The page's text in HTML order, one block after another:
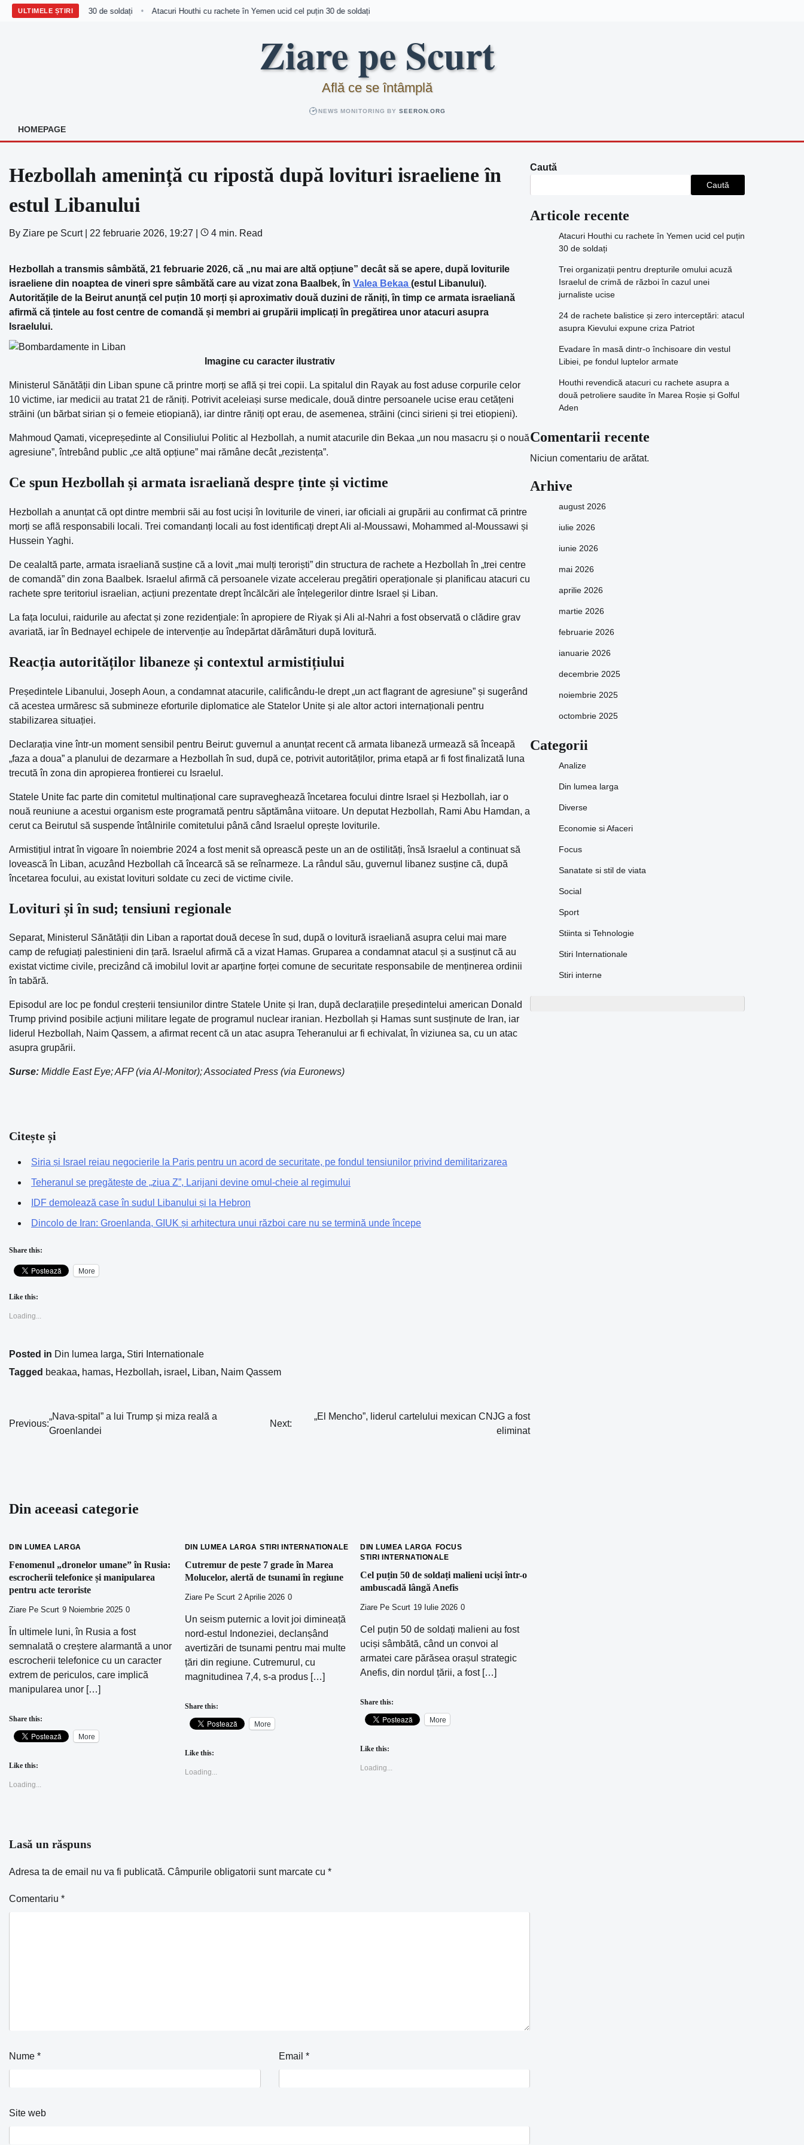
ULTIMELE ȘTIRI
Yemen ucid cel puțin 30 de soldați • Atacuri Houthi cu rachete în Yemen ucid cel puțin 30 de soldați
Ziare pe Scurt
Află ce se întâmplă
NEWS MONITORING BYSEERON.ORG
HOMEPAGE
Hezbollah amenință cu ripostă după lovituri israeliene în
estul Libanului
By Ziare pe Scurt 22 februarie 2026, 19:27 4 min. Read
Hezbollah a transmis sâmbătă, 21 februarie 2026, că „nu mai are altă opțiune” decât să se apere, după loviturile
israeliene din noaptea de vineri spre sâmbătă care au vizat zona Baalbek, în Valea Bekaa (estul Libanului).
Autoritățile de la Beirut anunță cel puțin 10 morți și aproximativ două duzini de răniți, în timp ce armata israeliană
afirmă că țintele au fost centre de comandă și membri ai grupării implicați în pregătirea unor atacuri asupra
Israelului.
Imagine cu caracter ilustrativ
Ministerul Sănătății din Liban spune că printre morți se află și trei copii. La spitalul din Rayak au fost aduse corpurile celor
10 victime, iar medicii au tratat 21 de răniți. Potrivit aceleiași surse medicale, două dintre persoanele ucise erau cetățeni
străini (un bărbat sirian și o femeie etiopiană), iar dintre răniți opt erau, de asemenea, străini (cinci sirieni și trei etiopieni).
Mahmoud Qamati, vicepreședinte al Consiliului Politic al Hezbollah, a numit atacurile din Bekaa „un nou masacru și o nouă
agresiune”, întrebând public „ce altă opțiune” mai rămâne decât „rezistența”.
Ce spun Hezbollah și armata israeliană despre ținte și victime
Hezbollah a anunțat că opt dintre membrii săi au fost uciși în loviturile de vineri, iar oficiali ai grupării au confirmat că printre
morți se află responsabili locali. Trei comandanți locali au fost identificați drept Ali al-Moussawi, Mohammed al-Moussawi și
Hussein Yaghi.
De cealaltă parte, armata israeliană susține că a lovit „mai mulți teroriști” din structura de rachete a Hezbollah în „trei centre
de comandă” din zona Baalbek. Israelul afirmă că persoanele vizate accelerau pregătiri operaționale și planificau atacuri cu
rachete spre teritoriul israelian, acțiuni prezentate drept încălcări ale înțelegerilor dintre Israel și Liban.
La fața locului, raidurile au afectat și zone rezidențiale: în apropiere de Riyak și Ali al-Nahri a fost observată o clădire grav
avariată, iar în Bednayel echipele de intervenție au îndepărtat dărâmături după lovitură.
Reacția autorităților libaneze și contextul armistițiului
Președintele Libanului, Joseph Aoun, a condamnat atacurile, calificându-le drept „un act flagrant de agresiune” și sugerând
că acestea urmăresc să submineze eforturile diplomatice ale Statelor Unite și ale altor actori internaționali pentru
stabilizarea situației.
Declarația vine într-un moment sensibil pentru Beirut: guvernul a anunțat recent că armata libaneză urmează să înceapă
„faza a doua” a planului de dezarmare a Hezbollah în sud, după ce, potrivit autorităților, prima etapă ar fi fost finalizată luna
trecută în zona din apropierea frontierei cu Israelul.
Statele Unite fac parte din comitetul multinațional care supraveghează încetarea focului dintre Israel și Hezbollah, iar o
nouă reuniune a acestui organism este programată pentru săptămâna viitoare. Un deputat Hezbollah, Rami Abu Hamdan, a
cerut ca Beirutul să suspende întâlnirile comitetului până când Israelul oprește loviturile.
Armistițiul intrat în vigoare în noiembrie 2024 a fost menit să oprească peste un an de ostilități, însă Israelul a continuat să
lovească în Liban, acuzând Hezbollah că încearcă să se reînarmeze. La rândul său, guvernul libanez susține că, după
încetarea focului, au existat lovituri soldate cu zeci de victime civile.
Lovituri și în sud; tensiuni regionale
Separat, Ministerul Sănătății din Liban a raportat două decese în sud, după o lovitură israeliană asupra celui mai mare
camp de refugiați palestinieni din țară. Israelul afirmă că a vizat Hamas. Gruparea a condamnat atacul și a susținut că au
existat victime civile, precizând că imobilul lovit ar aparține forței comune de securitate responsabile de menținerea ordinii
în tabără.
Episodul are loc pe fondul creșterii tensiunilor dintre Statele Unite și Iran, după declarațiile președintelui american Donald
Trump privind posibile acțiuni militare legate de programul nuclear iranian. Hezbollah și Hamas sunt susținute de Iran, iar
liderul Hezbollah, Naim Qassem, a afirmat recent că un atac asupra Teheranului ar fi echivalat, în viziunea sa, cu un atac
asupra grupării.
Surse: Middle East Eye; AFP (via Al-Monitor); Associated Press (via Euronews)
Citește și
Siria și Israel reiau negocierile la Paris pentru un acord de securitate, pe fondul tensiunilor privind demilitarizarea
Teheranul se pregătește de „ziua Z”, Larijani devine omul-cheie al regimului
IDF demolează case în sudul Libanului și la Hebron
Dincolo de Iran: Groenlanda, GIUK și arhitectura unui război care nu se termină unde începe
Share this:
More
Like this:
Loading...
Posted in Din lumea larga, Stiri Internationale
Tagged beakaa, hamas, Hezbollah, israel , Liban, Naim Qassem
Navigare
Previous:
„Nava-spital” a lui Trump și miza reală a
Groenlandei
Next:
„El Mencho”, liderul cartelului mexican CNJG a fost
eliminat
Din aceeasi categorie
DIN LUMEA LARGA
Fenomenul „dronelor umane” în Rusia:
escrocherii telefonice și manipularea
pentru acte teroriste
Ziare Pe Scurt 9 Noiembrie 2025 0
În ultimele luni, în Rusia a fost
semnalată o creștere alarmantă a unor
escrocherii telefonice cu un caracter
extrem de periculos, care implică
manipularea unor […]
Share this:
More
Like this:
Loading...
DIN LUMEA LARGA STIRI INTERNATIONALE
Cutremur de peste 7 grade în Marea
Molucelor, alertă de tsunami în regiune
Ziare Pe Scurt 2 Aprilie 2026 0
Un seism puternic a lovit joi dimineață
nord-estul Indoneziei, declanșând
avertizări de tsunami pentru mai multe
țări din regiune. Cutremurul, cu
magnitudinea 7,4, s-a produs […]
Share this:
More
Like this:
Loading...
DIN LUMEA LARGA FOCUS
STIRI INTERNATIONALE
Cel puțin 50 de soldați malieni uciși într-o
ambuscadă lângă Anefis
Ziare Pe Scurt 19 Iulie 2026 0
Cel puțin 50 de soldați malieni au fost
uciși sâmbătă, când un convoi al
armatei care părăsea orașul strategic
Anefis, din nordul țării, a fost […]
Share this:
More
Like this:
Loading...
Lasă un răspuns
Adresa ta de email nu va fi publicată. Câmpurile obligatorii sunt marcate cu *
Comentariu *
Nume * Email *
Site web
Caută
Caută
Articole recente
Atacuri Houthi cu rachete în Yemen ucid cel puțin
30 de soldați
Trei organizații pentru drepturile omului acuză
Israelul de crimă de război în cazul unei
jurnaliste ucise
24 de rachete balistice și zero interceptări: atacul
asupra Kievului expune criza Patriot
Evadare în masă dintr-o închisoare din vestul
Libiei, pe fondul luptelor armate
Houthi revendică atacuri cu rachete asupra a
două petroliere saudite în Marea Roșie și Golful
Aden
Comentarii recente
Niciun comentariu de arătat.
Arhive
august 2026
iulie 2026
iunie 2026
mai 2026
aprilie 2026
martie 2026
februarie 2026
ianuarie 2026
decembrie 2025
noiembrie 2025
octombrie 2025
Categorii
Analize
Din lumea larga
Diverse
Economie si Afaceri
Focus
Sanatate si stil de viata
Social
Sport
Stiinta si Tehnologie
Stiri Internationale
Stiri interne